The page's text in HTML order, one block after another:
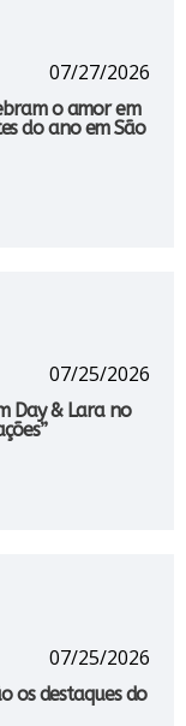
07/27/2026
o amor em
do ano em São
07/25/2026
Day & Lara no
07/25/2026
os destaques do